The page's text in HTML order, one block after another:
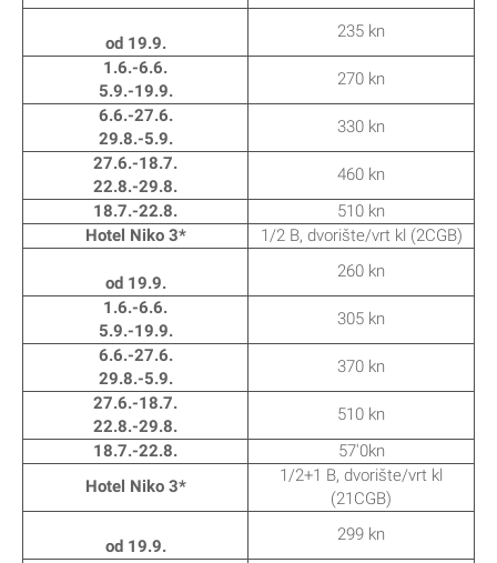
od 19.9.
235 kn
1.6.-6.6.
5.9.-19.9.
270 kn
6.6.-27.6.
29.8.-5.9.
330 kn
27.6.-18.7.
22.8.-29.8.
460 kn
18.7.-22.8.
510 kn
Hotel Niko 3*
1/2 B, dvorište/vrt kl (2CGB)
od 19.9.
260 kn
1.6.-6.6.
5.9.-19.9.
305 kn
6.6.-27.6.
29.8.-5.9.
370 kn
27.6.-18.7.
22.8.-29.8.
510 kn
18.7.-22.8.
57'0kn
Hotel Niko 3*
1/2+1 B, dvorište/vrt kl
(21CGB)
od 19.9.
299 kn